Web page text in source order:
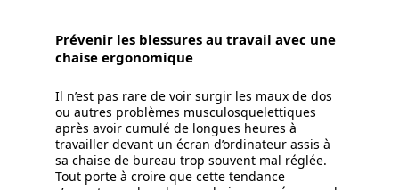
Prévenir les blessures au travail avec une
chaise ergonomique
Il n’est pas rare de voir surgir les maux de dos
ou autres problèmes musculosquelettiques
après avoir cumulé de longues heures à
travailler devant un écran d’ordinateur assis à
sa chaise de bureau trop souvent mal réglée.
Tout porte à croire que cette tendance